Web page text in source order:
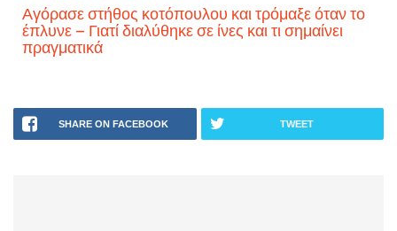
Αγόρασε στήθος κοτόπουλου και τρόμαξε όταν το
έπλυνε – Γιατί διαλύθηκε σε ίνες και τι σημαίνει
πραγματικά
SHARE ON FACEBOOK TWEET